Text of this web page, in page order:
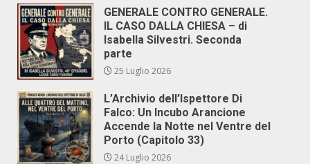
GENERALE CONTRO GENERALE.
IL CASO DALLA CHIESA – di
Isabella Silvestri. Seconda
parte
25 Luglio 2026
L’Archivio dell’Ispettore Di
Falco: Un Incubo Arancione
Accende la Notte nel Ventre del
Porto (Capitolo 33)
24 Luglio 2026